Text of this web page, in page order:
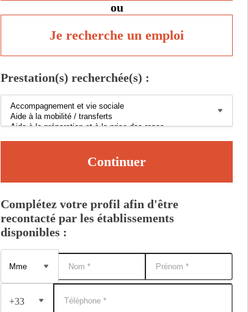
ou
Je recherche un emploi
Prestation(s) recherchée(s) :
Continuer
Complétez votre profil afin d'être
recontacté par les établissements
disponibles :
+33